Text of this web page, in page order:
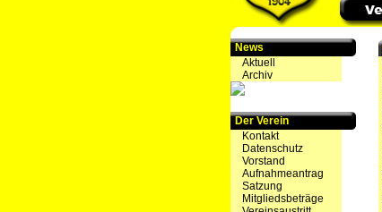
News
Aktuell
Archiv
Der Verein
Kontakt
Datenschutz
Vorstand
Aufnahmeantrag
Satzung
Mitgliedsbeträge